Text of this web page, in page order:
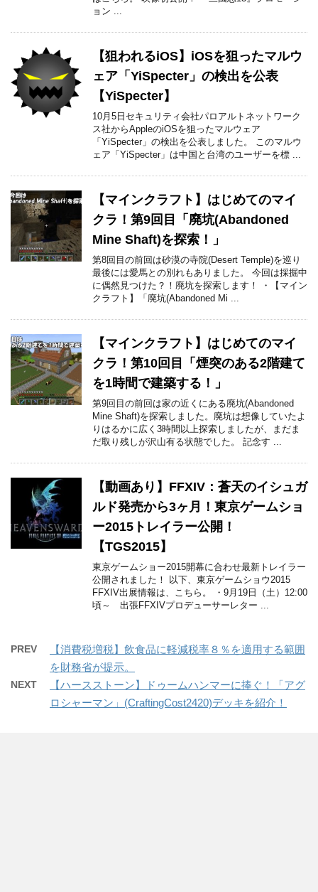
ョン ...
【狙われるiOS】iOSを狙ったマルウ
ェア「YiSpecter」の検出を公表
【YiSpecter】
10月5日セキュリティ会社パロアルトネットワーク
ス社からAppleのiOSを狙ったマルウェア
「YiSpecter」の検出を公表しました。 このマルウ
ェア「YiSpecter」は中国と台湾のユーザーを標 ...
【マインクラフト】はじめてのマイ
クラ！第9回目「廃坑(Abandoned
Mine Shaft)を探索！」
第8回目の前回は砂漠の寺院(Desert Temple)を巡り
最後には愛馬との別れもありました。 今回は採掘中
に偶然見つけた？！廃坑を探索します！ ・【マイン
クラフト】「廃坑(Abandoned Mi ...
【マインクラフト】はじめてのマイ
クラ！第10回目「煙突のある2階建て
を1時間で建築する！」
第9回目の前回は家の近くにある廃坑(Abandoned
Mine Shaft)を探索しました。廃坑は想像していたよ
りはるかに広く3時間以上探索しましたが、まだま
だ取り残しが沢山有る状態でした。 記念す ...
【動画あり】FFXIV：蒼天のイシュガ
ルド発売から3ヶ月！東京ゲームショ
ー2015トレイラー公開！
【TGS2015】
東京ゲームショー2015開幕に合わせ最新トレイラー
公開されました！ 以下、東京ゲームショウ2015
FFXIV出展情報は、こちら。 ・9月19日（土）12:00
頃～ 出張FFXIVプロデューサーレター ...
PREV
【消費税増税】飲食品に軽減税率８％を適用する範囲
を財務省が提示。
NEXT
【ハースストーン】ドゥームハンマーに捧ぐ！「アグ
ロシャーマン」(CraftingCost2420)デッキを紹介！